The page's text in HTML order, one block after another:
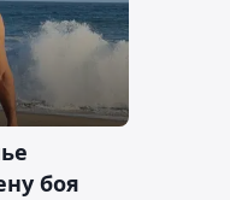
боя